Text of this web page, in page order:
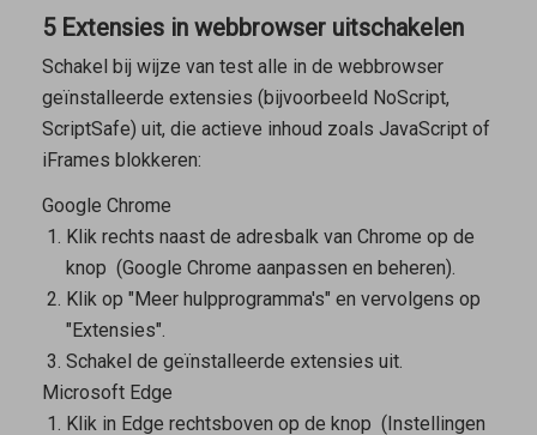
5 Extensies in webbrowser uitschakelen
Schakel bij wijze van test alle in de webbrowser
geïnstalleerde extensies (bijvoorbeeld NoScript,
ScriptSafe) uit, die actieve inhoud zoals JavaScript of
iFrames blokkeren:
Google Chrome
Klik rechts naast de adresbalk van Chrome op de
knop (Google Chrome aanpassen en beheren).
Klik op "Meer hulpprogramma's" en vervolgens op
"Extensies".
Schakel de geïnstalleerde extensies uit.
Microsoft Edge
Klik in Edge rechtsboven op de knop (Instellingen